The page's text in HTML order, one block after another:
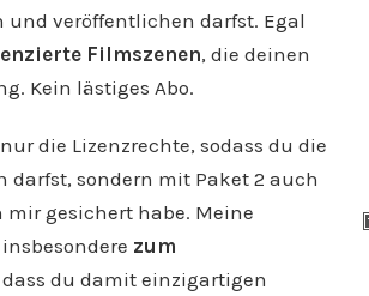
veröffentlichen darfst. Egal
Filmszenen, die deinen
Kein lästiges Abo.
die Lizenzrechte, sodass du die
sondern mit Paket 2 auch
mir gesichert habe. Meine
zum
du damit einzigartigen